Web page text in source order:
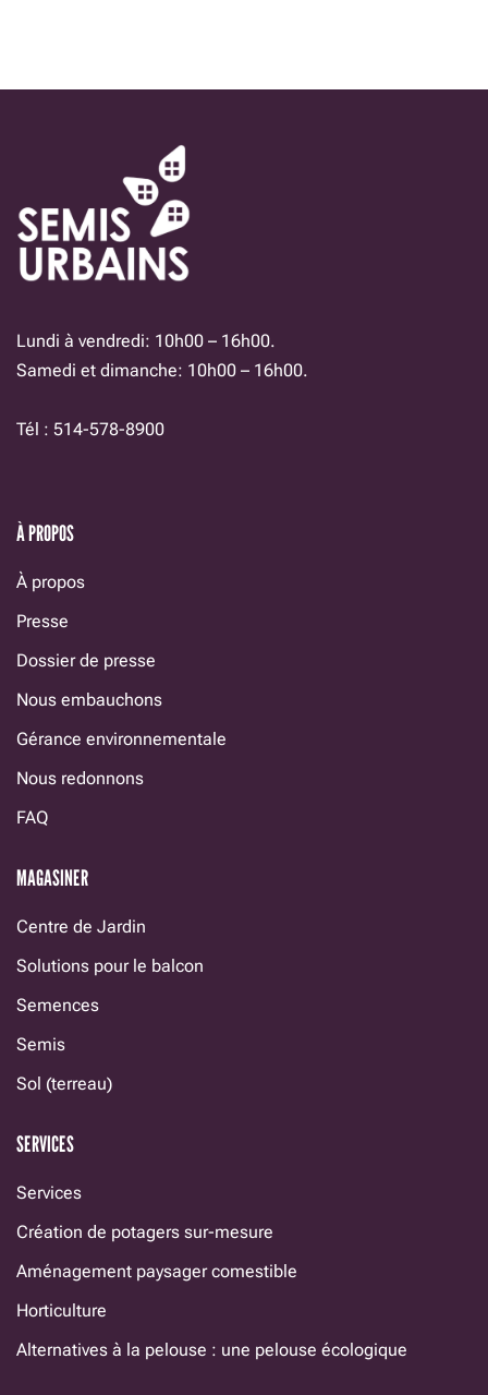
Lundi à vendredi: 10h00 – 16h00.
Samedi et dimanche: 10h00 – 16h00.
Tél : 514-578-8900
À PROPOS
À propos
Presse
Dossier de presse
Nous embauchons
Gérance environnementale
Nous redonnons
FAQ
MAGASINER
Centre de Jardin
Solutions pour le balcon
Semences
Semis
Sol (terreau)
SERVICES
Services
Création de potagers sur-mesure
Aménagement paysager comestible
Horticulture
Alternatives à la pelouse : une pelouse écologique